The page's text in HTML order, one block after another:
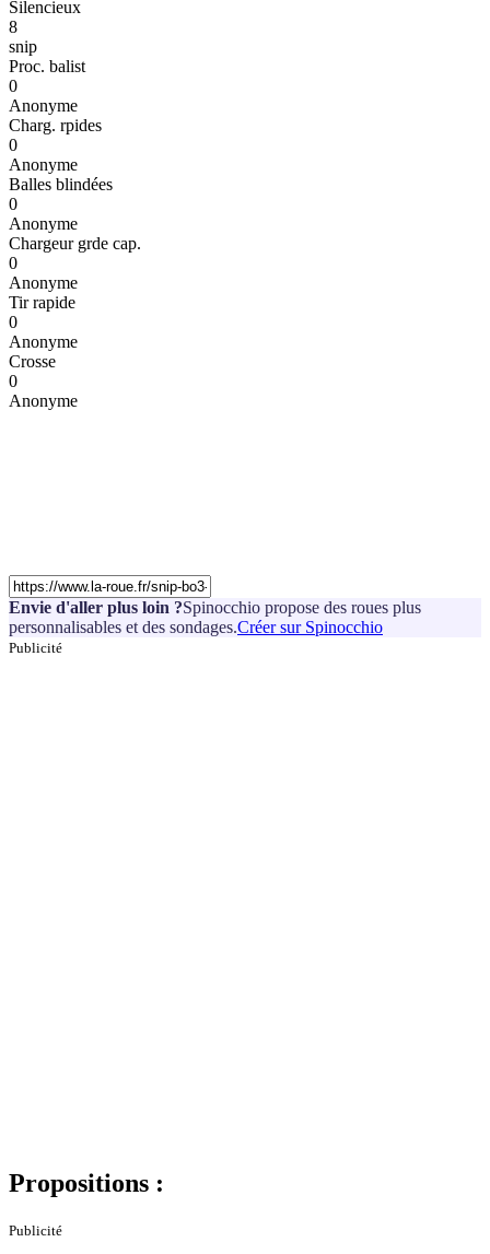
Silencieux
8
snip
Proc. balist
0
Anonyme
Charg. rpides
0
Anonyme
Balles blindées
0
Anonyme
Chargeur grde cap.
0
Anonyme
Tir rapide
0
Anonyme
Crosse
0
Anonyme
Envie d'aller plus loin ?Spinocchio propose des roues plus
personnalisables et des sondages.Créer sur Spinocchio
Publicité
Propositions :
Publicité